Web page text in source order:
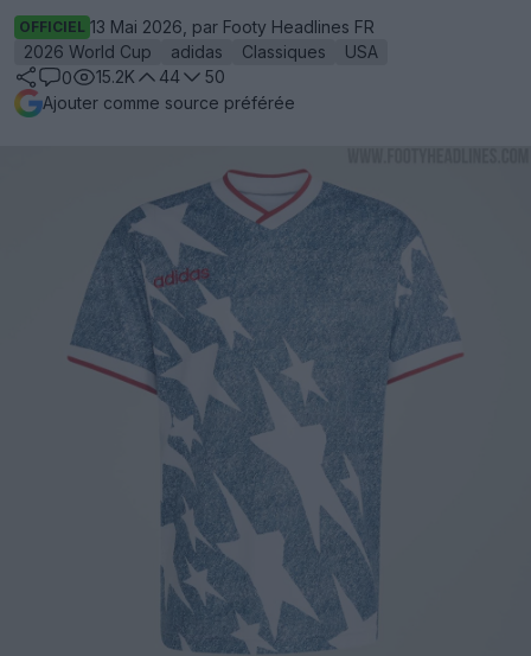
OFFICIEL 13 Mai 2026, par Footy Headlines FR
2026 World Cup
adidas Classiques
USA
0
15.2K 44
50
Ajouter comme source préférée